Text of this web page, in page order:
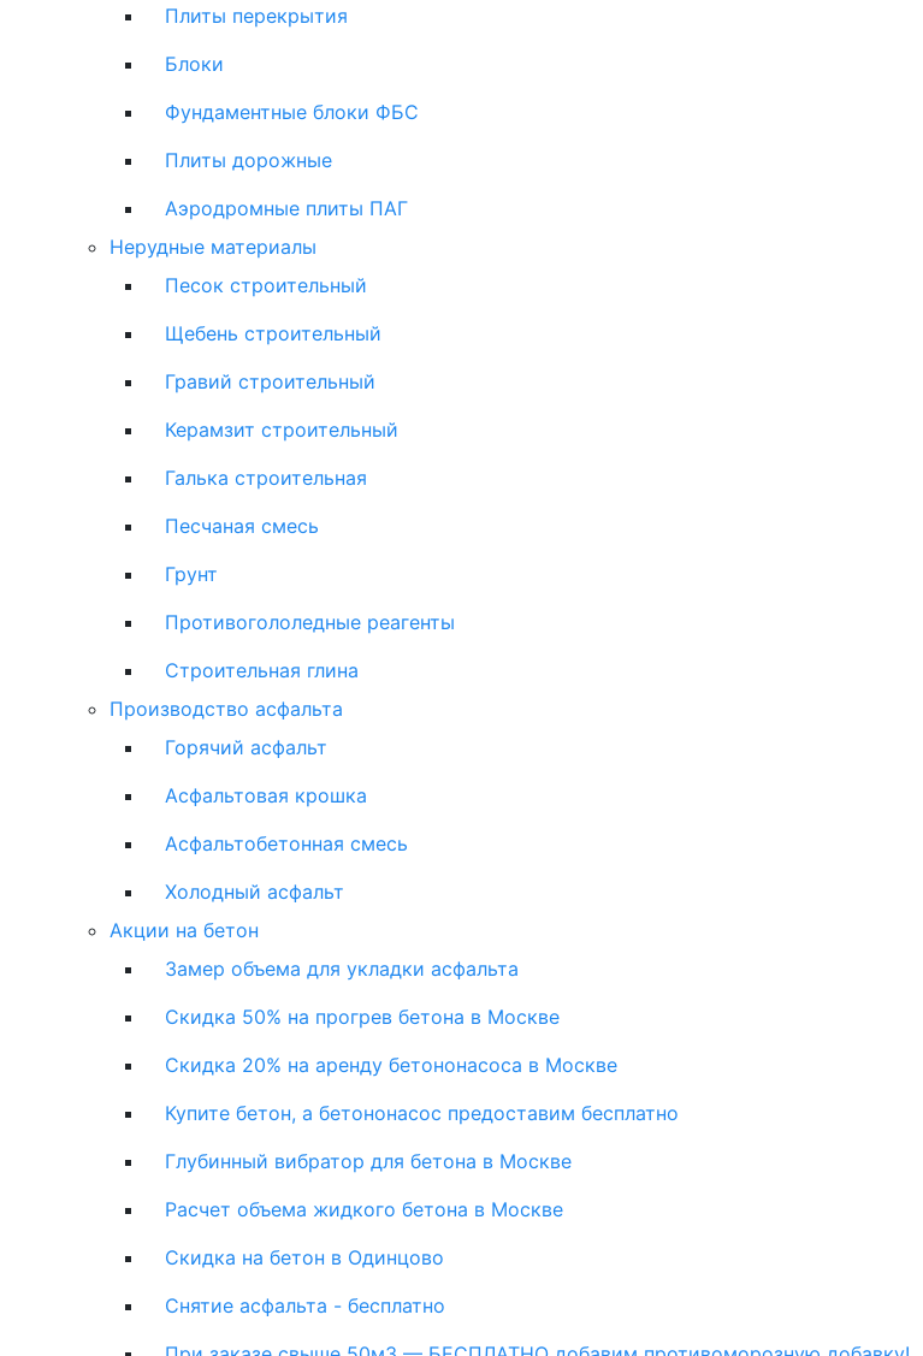
Плиты перекрытия
Блоки
Фундаментные блоки ФБС
Плиты дорожные
Аэродромные плиты ПАГ
Нерудные материалы
Песок строительный
Щебень строительный
Гравий строительный
Керамзит строительный
Галька строительная
Песчаная смесь
Грунт
Противогололедные реагенты
Строительная глина
Производство асфальта
Горячий асфальт
Асфальтовая крошка
Асфальтобетонная смесь
Холодный асфальт
Акции на бетон
Замер объема для укладки асфальта
Скидка 50% на прогрев бетона в Москве
Скидка 20% на аренду бетононасоса в Москве
Купите бетон, а бетононасос предоставим бесплатно
Глубинный вибратор для бетона в Москве
Расчет объема жидкого бетона в Москве
Скидка на бетон в Одинцово
Снятие асфальта - бесплатно